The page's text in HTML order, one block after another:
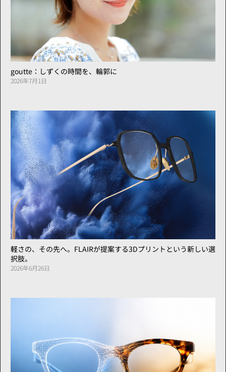
goutte：しずくの時間を、輪郭に
2026年7月1日
軽さの、その先へ。FLAIRが提案する3Dプリントという新しい選
択肢。
2026年6月26日